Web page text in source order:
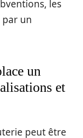
les
un
un
et
peut être